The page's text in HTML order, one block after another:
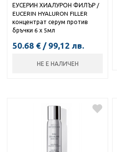
ЕУСЕРИН ХИАЛУРОН ФИЛЪР /
EUCERIN HYALURON FILLER
концентрат серум против
бръчки 6 х 5мл
50.68 € / 99,12 лв.
НЕ Е НАЛИЧЕН